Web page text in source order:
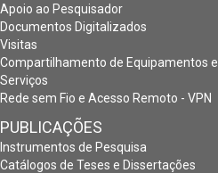
Apoio ao Pesquisador
Documentos Digitalizados
Visitas
Compartilhamento de Equipamentos e
Serviços
Rede sem Fio e Acesso Remoto - VPN
PUBLICAÇÕES
Instrumentos de Pesquisa
Catálogos de Teses e Dissertações